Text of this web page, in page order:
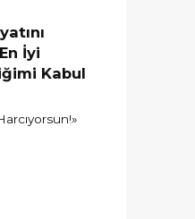
İyi
Kabul